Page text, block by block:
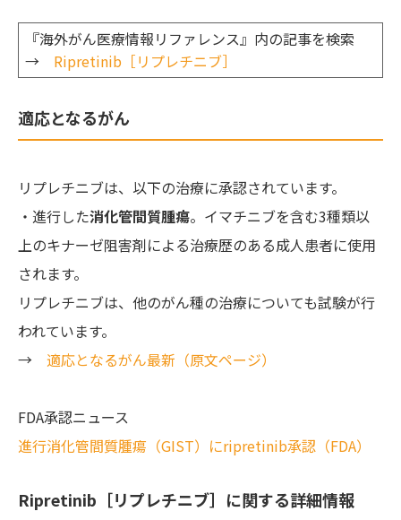
『海外がん医療情報リファレンス』内の記事を検索
→ Ripretinib［リプレチニブ］
適応となるがん
リプレチニブは、以下の治療に承認されています。
・進行した消化管間質腫瘍。イマチニブを含む3種類以
上のキナーゼ阻害剤による治療歴のある成人患者に使用
されます。
リプレチニブは、他のがん種の治療についても試験が行
われています。
→ 適応となるがん最新（原文ページ）
FDA承認ニュース
進行消化管間質腫瘍（GIST）にripretinib承認（FDA）
Ripretinib［リプレチニブ］に関する詳細情報